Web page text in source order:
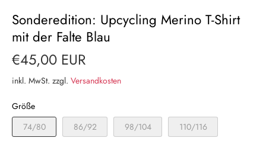
Sonderedition: Upcycling Merino T-Shirt
mit der Falte Blau
€45,00 EUR
inkl. MwSt. zzgl. Versandkosten
Größe
74/80
86/92 98/104 110/116